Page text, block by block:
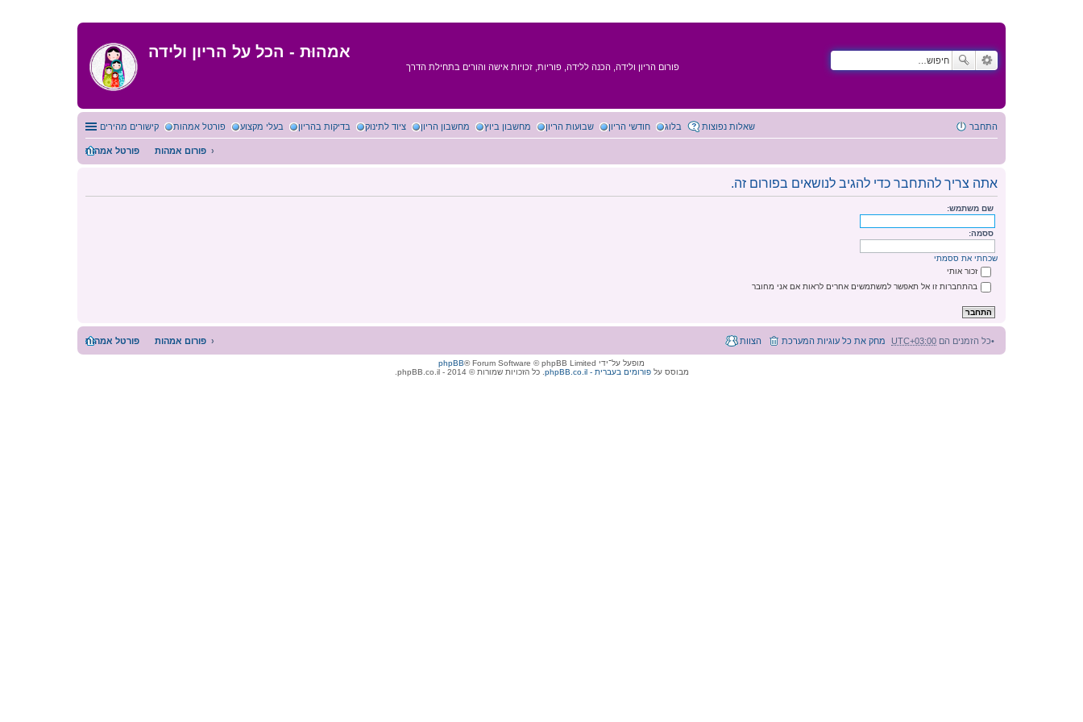
אמהוּת - הכל על הריון ולידה
פורום הריון ולידה, הכנה ללידה, פוריות, זכויות אישה והורים בתחילת הדרך
קישורים מהירים פורטל אמהות בעלי מקצוע בדיקות בהריון ציוד לתינוק מחשבון הריון מחשבון ביוץ שבועות הריון חודשי הריון בלוג שאלות נפוצות התחבר
פורטל אמהות פורום אמהות
אתה צריך להתחבר כדי להגיב לנושאים בפורום זה.
שם משתמש:
ססמה:
שכחתי את ססמתי
זכור אותי
בהתחברות זו אל תאפשר למשתמשים אחרים לראות אם אני מחובר
פורטל אמהות פורום אמהות כל הזמנים הם UTC+03:00 מחק את כל עוגיות המערכת הצוות
מופעל על־ידי phpBB® Forum Software © phpBB Limited
מבוסס עלphpBB.co.il - פורומים בעברית . כל הזכויות שמורות © 2014 - phpBB.co.il.